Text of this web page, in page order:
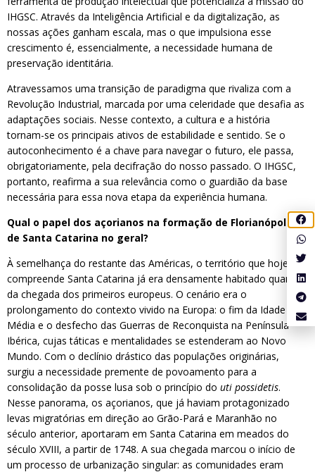
IHGSC. Através da Inteligência Artificial e da digitalização, as
nossas ações ganham escala, mas o que impulsiona esse
crescimento é, essencialmente, a necessidade humana de
preservação identitária.
Atravessamos uma transição de paradigma que rivaliza com a
Revolução Industrial, marcada por uma celeridade que desafia as
adaptações sociais. Nesse contexto, a cultura e a história
tornam-se os principais ativos de estabilidade e sentido. Se o
autoconhecimento é a chave para navegar o futuro, ele passa,
obrigatoriamente, pela decifração do nosso passado. O IHGSC,
portanto, reafirma a sua relevância como o guardião da base
necessária para essa nova etapa da experiência humana.
Qual o papel dos açorianos na formação de Florianópolis e
de Santa Catarina no geral?
À semelhança do restante das Américas, o território que hoje
compreende Santa Catarina já era densamente habitado quando
da chegada dos primeiros europeus. O cenário era o
prolongamento do contexto vivido na Europa: o fim da Idade
Média e o desfecho das Guerras de Reconquista na Península
Ibérica, cujas táticas e mentalidades se estenderam ao Novo
Mundo. Com o declínio drástico das populações originárias,
surgiu a necessidade premente de povoamento para a
consolidação da posse lusa sob o princípio do uti possidetis.
Nesse panorama, os açorianos, que já haviam protagonizado
levas migratórias em direção ao Grão-Pará e Maranhão no
século anterior, aportaram em Santa Catarina em meados do
século XVIII, a partir de 1748. A sua chegada marcou o início de
um processo de urbanização singular: as comunidades eram